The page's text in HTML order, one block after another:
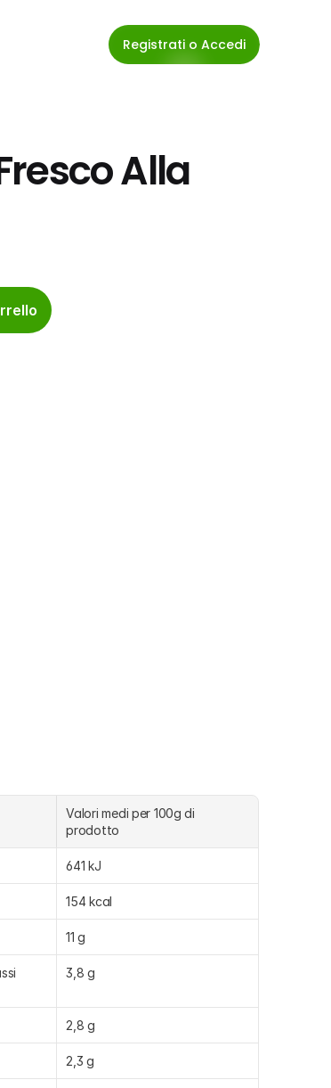
Registrati o Accedi
Alla
Valori medi per 100g di
prodotto
641 kJ
154 kcal
11 g
3,8 g
2,8 g
2,3 g